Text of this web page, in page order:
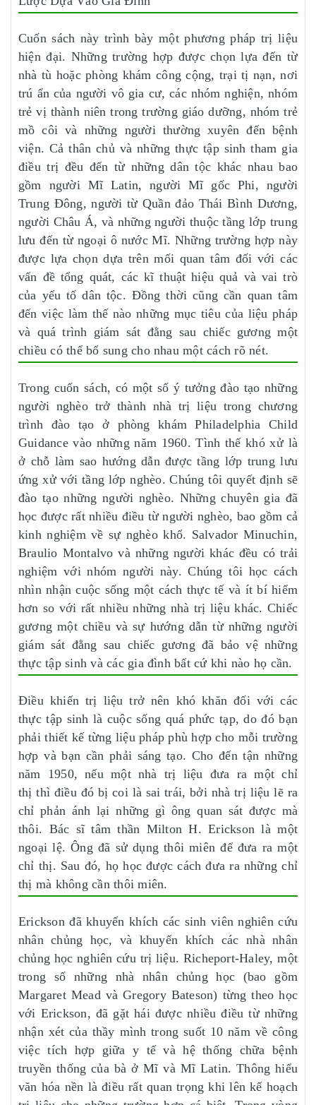
Cuốn sách này trình bày một phương pháp trị liệu
hiện đại. Những trường hợp được chọn lựa đến từ
nhà tù hoặc phòng khám công cộng, trại tị nạn, nơi
trú ẩn của người vô gia cư, các nhóm nghiện, nhóm
trẻ vị thành niên trong trường giáo dưỡng, nhóm trẻ
mồ côi và những người thường xuyên đến bệnh
viện. Cả thân chủ và những thực tập sinh tham gia
điều trị đều đến từ những dân tộc khác nhau bao
gồm người Mĩ Latin, người Mĩ gốc Phi, người
Trung Đông, người từ Quần đảo Thái Bình Dương,
người Châu Á, và những người thuộc tầng lớp trung
lưu đến từ ngoại ô nước Mĩ. Những trường hợp này
được lựa chọn dựa trên mối quan tâm đối với các
vấn đề tổng quát, các kĩ thuật hiệu quả và vai trò
của yếu tố dân tộc. Đồng thời cũng cần quan tâm
đến việc làm thế nào những mục tiêu của liệu pháp
và quá trình giám sát đằng sau chiếc gương một
chiều có thể bổ sung cho nhau một cách rõ nét.
Trong cuốn sách, có một số ý tưởng đào tạo những
người nghèo trở thành nhà trị liệu trong chương
trình đào tạo ở phòng khám Philadelphia Child
Guidance vào những năm 1960. Tình thế khó xử là
ở chỗ làm sao hướng dẫn được tầng lớp trung lưu
ứng xử với tầng lớp nghèo. Chúng tôi quyết định sẽ
đào tạo những người nghèo. Những chuyên gia đã
học được rất nhiều điều từ người nghèo, bao gồm cả
kinh nghiệm về sự nghèo khổ. Salvador Minuchin,
Braulio Montalvo và những người khác đều có trải
nghiệm với nhóm người này. Chúng tôi học cách
nhìn nhận cuộc sống một cách thực tế và ít bí hiểm
hơn so với rất nhiều những nhà trị liệu khác. Chiếc
gương một chiều và sự hướng dẫn từ những người
giám sát đằng sau chiếc gương đã bảo vệ những
thực tập sinh và các gia đình bất cứ khi nào họ cần.
Điều khiến trị liệu trở nên khó khăn đối với các
thực tập sinh là cuộc sống quá phức tạp, do đó bạn
phải thiết kế từng liệu pháp phù hợp cho mỗi trường
hợp và bạn cần phải sáng tạo. Cho đến tận những
năm 1950, nếu một nhà trị liệu đưa ra một chỉ
thị thì điều đó bị coi là sai trái, bởi nhà trị liệu lẽ ra
chỉ phản ánh lại những gì ông quan sát được mà
thôi. Bác sĩ tâm thần Milton H. Erickson là một
ngoại lệ. Ông đã sử dụng thôi miên để đưa ra một
chỉ thị. Sau đó, họ học được cách đưa ra những chỉ
thị mà không cần thôi miên.
Erickson đã khuyến khích các sinh viên nghiên cứu
nhân chủng học, và khuyến khích các nhà nhân
chủng học nghiên cứu trị liệu. Richeport-Haley, một
trong số những nhà nhân chủng học (bao gồm
Margaret Mead và Gregory Bateson) từng theo học
với Erickson, đã gặt hái được nhiều điều từ những
nhận xét của thầy mình trong suốt 10 năm về công
việc tích hợp giữa y tế và hệ thống chữa bệnh
truyền thống của bà ở Mĩ và Mĩ Latin. Thông hiểu
văn hóa nền là điều rất quan trọng khi lên kế hoạch